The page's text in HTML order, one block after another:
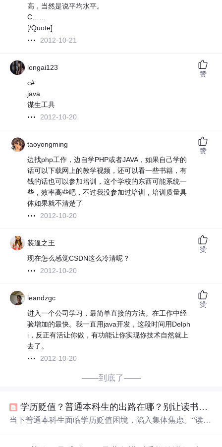
高，当然是说平均水平。
C……
[/Quote]
2012-10-21
longai123
c#
java
谋生工具
2012-10-20
赞
taoyongming
边找php工作，边自学PHP或者JAVA，如果自己学的
话可以下载网上的教学视频，还可以看一些书籍，有
钱的话也可以参加培训，这个学校的东西可能系统一
些，效率高些吧，不过我没参加过培训，培训质量具
体如果就不清楚了
2012-10-20
赞
装逼之王
现在怎么感觉CSDN这么冷清呢？
2012-10-20
赞
leandzgc
进入一个公司学习，最简单直接的方法。在工作中经
验增加的最快。我一直用java开发，这段时间用Delph
i，反正有活让你做，有功能让你实现你技术自然就上
去了。
2012-10-20
赞
——到底了——
学历贬值？普通本科生的出路在哪？别让读书变成“高级啃老“！
当下普通本科生面临学历贬值困境，陷入集体焦虑。“读书